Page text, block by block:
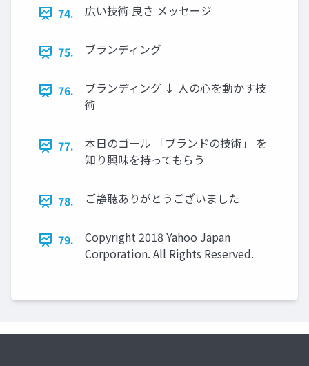
74. 広い技術 良さ メッセージ
75. ブランディング
76.
ブランディング ↓ ⼈の⼼を動かす技
術
77.
本⽇のゴール 「ブランドの技術」 を
知り興味を持ってもらう
78. ご静聴ありがとうございました
79.
Copyright 2018 Yahoo Japan
Corporation. All Rights Reserved.